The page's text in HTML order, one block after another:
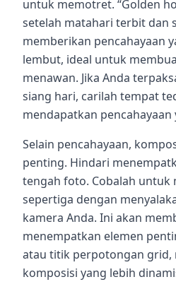
untuk memotret. “Golden
setelah matahari terbit dan
memberikan pencahayaan
lembut, ideal untuk
menawan. Jika Anda
siang hari, carilah tempat
mendapatkan
Selain pencahayaan,
penting. Hindari
tengah foto. Cobalah untuk
sepertiga dengan
kamera Anda. Ini akan
menempatkan elemen
atau titik perpotongan grid,
komposisi yang lebih